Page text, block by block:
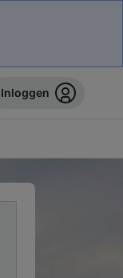
Inloggen